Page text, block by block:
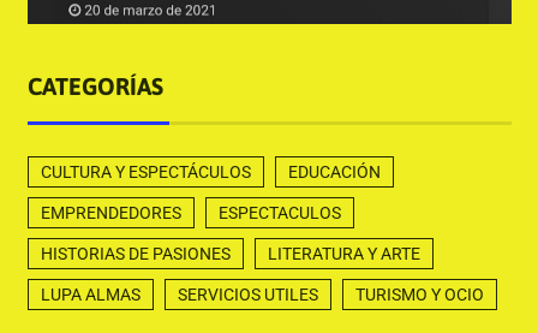
CATEGORÍAS
CULTURA Y ESPECTÁCULOS EDUCACIÓN
EMPRENDEDORES ESPECTACULOS
HISTORIAS DE PASIONES LITERATURA Y ARTE
LUPA ALMAS SERVICIOS UTILES TURISMO Y OCIO